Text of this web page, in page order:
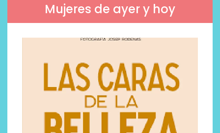
Mujeres de ayer y hoy